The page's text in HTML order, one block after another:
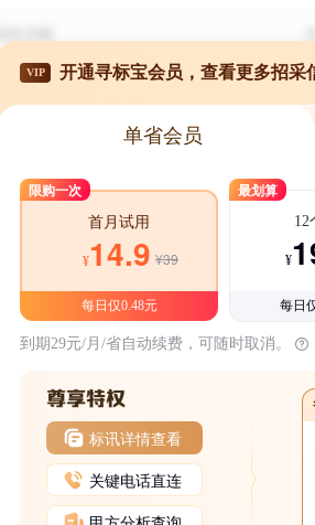
VIP 开通寻标宝会员，查看更多招采
单省会员
限购一次
首月试用
¥14.9 ¥39
每日仅0.48元
最划算
12
¥
每日
到期29元/月/省自动续费，可随时取消。
标讯详情查看
关键电话直连